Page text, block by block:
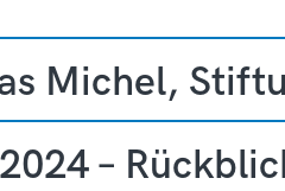
Michel,
–